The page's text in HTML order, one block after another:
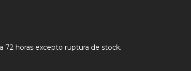
72 horas excepto ruptura de stock.